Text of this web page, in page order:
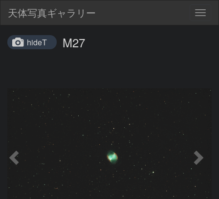
天体写真ギャラリー
hideT M27